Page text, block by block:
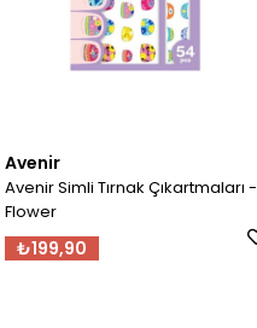
Avenir
Avenir Simli Tırnak Çıkartmaları -
Flower
₺199,90